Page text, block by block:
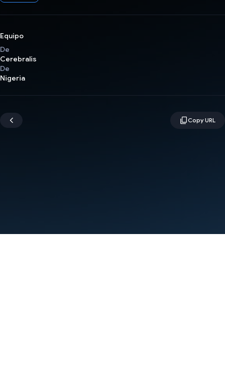
Equipo
De
Cerebralis
De
Nigeria